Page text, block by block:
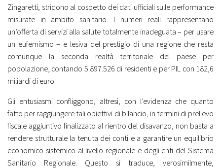
Zingaretti, stridono al cospetto dei dati ufficiali sulle performance
misurate in ambito sanitario. I numeri reali rappresentano
un’offerta di servizi alla salute totalmente inadeguata – per usare
un eufemismo – e lesiva del prestigio di una regione che resta
comunque la seconda realtà territoriale del paese per
popolazione, contando 5.897.526 di residenti e per PIL con 182,6
miliardi di euro.
Gli entusiasmi confliggono, altresì, con l’evidenza che quanto
fatto per raggiungere tali obiettivi di bilancio, in termini di prelievo
fiscale aggiuntivo finalizzato al rientro del disavanzo, non basta a
rendere strutturale la tenuta dei conti e a garantire un equilibrio
economico sistemico al livello regionale e degli enti del Sistema
Sanitario Regionale. Questo si traduce, verosimilmente,